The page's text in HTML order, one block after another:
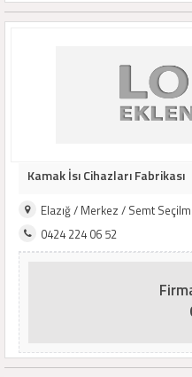
Kamak İsı Cihazları Fabrikası
Elazığ / Merkez / Semt
0424 224 06 52